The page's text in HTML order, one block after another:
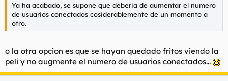
Ya ha acabado, se supone que deberia de aumentar el numero
de usuarios conectados cosiderablemente de un momento a
otro.
o la otra opcion es que se hayan quedado fritos viendo la
peli y no augmente el numero de usuarios conectados...